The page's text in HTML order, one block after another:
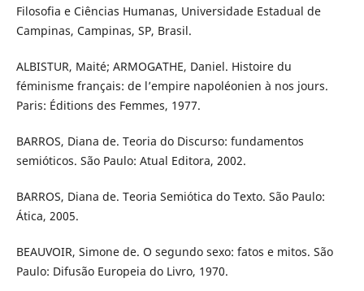
Filosofia e Ciências Humanas, Universidade Estadual de
Campinas, Campinas, SP, Brasil.
ALBISTUR, Maité; ARMOGATHE, Daniel. Histoire du
féminisme français: de l’empire napoléonien à nos jours.
Paris: Éditions des Femmes, 1977.
BARROS, Diana de. Teoria do Discurso: fundamentos
semióticos. São Paulo: Atual Editora, 2002.
BARROS, Diana de. Teoria Semiótica do Texto. São Paulo:
Ática, 2005.
BEAUVOIR, Simone de. O segundo sexo: fatos e mitos. São
Paulo: Difusão Europeia do Livro, 1970.